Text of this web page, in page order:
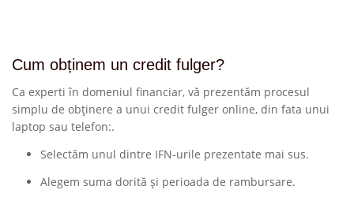
Cum obținem un credit fulger?
Ca experti în domeniul financiar, vă prezentăm procesul
simplu de obținere a unui credit fulger online, din fata unui
laptop sau telefon:.
Selectăm unul dintre IFN-urile prezentate mai sus.
Alegem suma dorită și perioada de rambursare.